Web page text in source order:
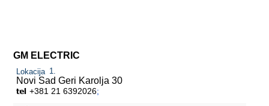
GM ELECTRIC
Lokacija
Novi SadGeri Karolja 30
+381 21 6392026;